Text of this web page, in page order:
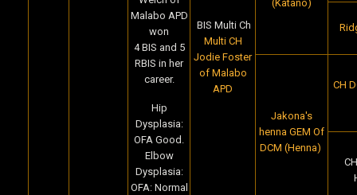
Malabo APD
won
4 BIS and 5
RBIS in her
career.
Hip
Dysplasia:
OFA Good.
Elbow
Dysplasia:
OFA: Normal
BIS Multi Ch
Multi CH
Jodie Foster
of Malabo
APD
(Katano)
Jakona's
henna GEM Of
DCM (Henna)
CH